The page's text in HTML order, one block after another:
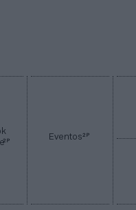
2P Eventos2P